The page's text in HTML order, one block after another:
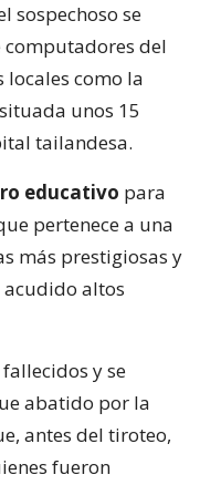
sospechoso se
del
como la
situada unos 15
tailandesa.
educativo para
pertenece a una
más prestigiosas y
acudido altos
y se
abatido por la
antes del tiroteo,
fueron